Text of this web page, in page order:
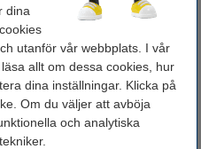
dina
utanför vår webbplats. I vår
allt om dessa cookies, hur
dina inställningar. Klicka på
Om du väljer att avböja
och analytiska
Varumärket 123ink ersätter HP
142A (W1420A) svart toner